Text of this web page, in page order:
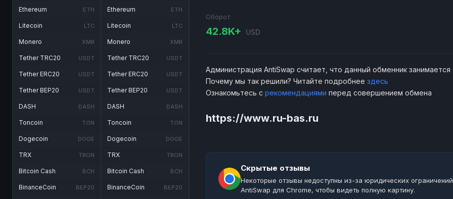
Ethereum ETH
Litecoin LTC
Monero XMR
Tether TRC20 USDT
Tether ERC20 USDT
Tether BEP20 USDT
DASH DASH
Toncoin TON
Dogecoin DOGE
TRX TRON
Bitcoin Cash BCH
BinanceCoin BEP20
Ethereum ETH
Litecoin LTC
Monero XMR
Tether TRC20 USDT
Tether ERC20 USDT
Tether BEP20 USDT
DASH DASH
Toncoin TON
Dogecoin DOGE
TRX TRON
Bitcoin Cash BCH
BinanceCoin BEP20
Оборот
42.8K+ USD
Администрация AntiSwap считает, что данный обменник занимается
Почему мы так решили? Читайте подробнее здесь
Ознакомьтесь с рекомендациями перед совершением обмена
https://www.ru-bas.ru
Скрытые отзывы
Некоторые отзывы недоступны из-за юридических
AntiSwap для Chrome, чтобы видеть полную картину.